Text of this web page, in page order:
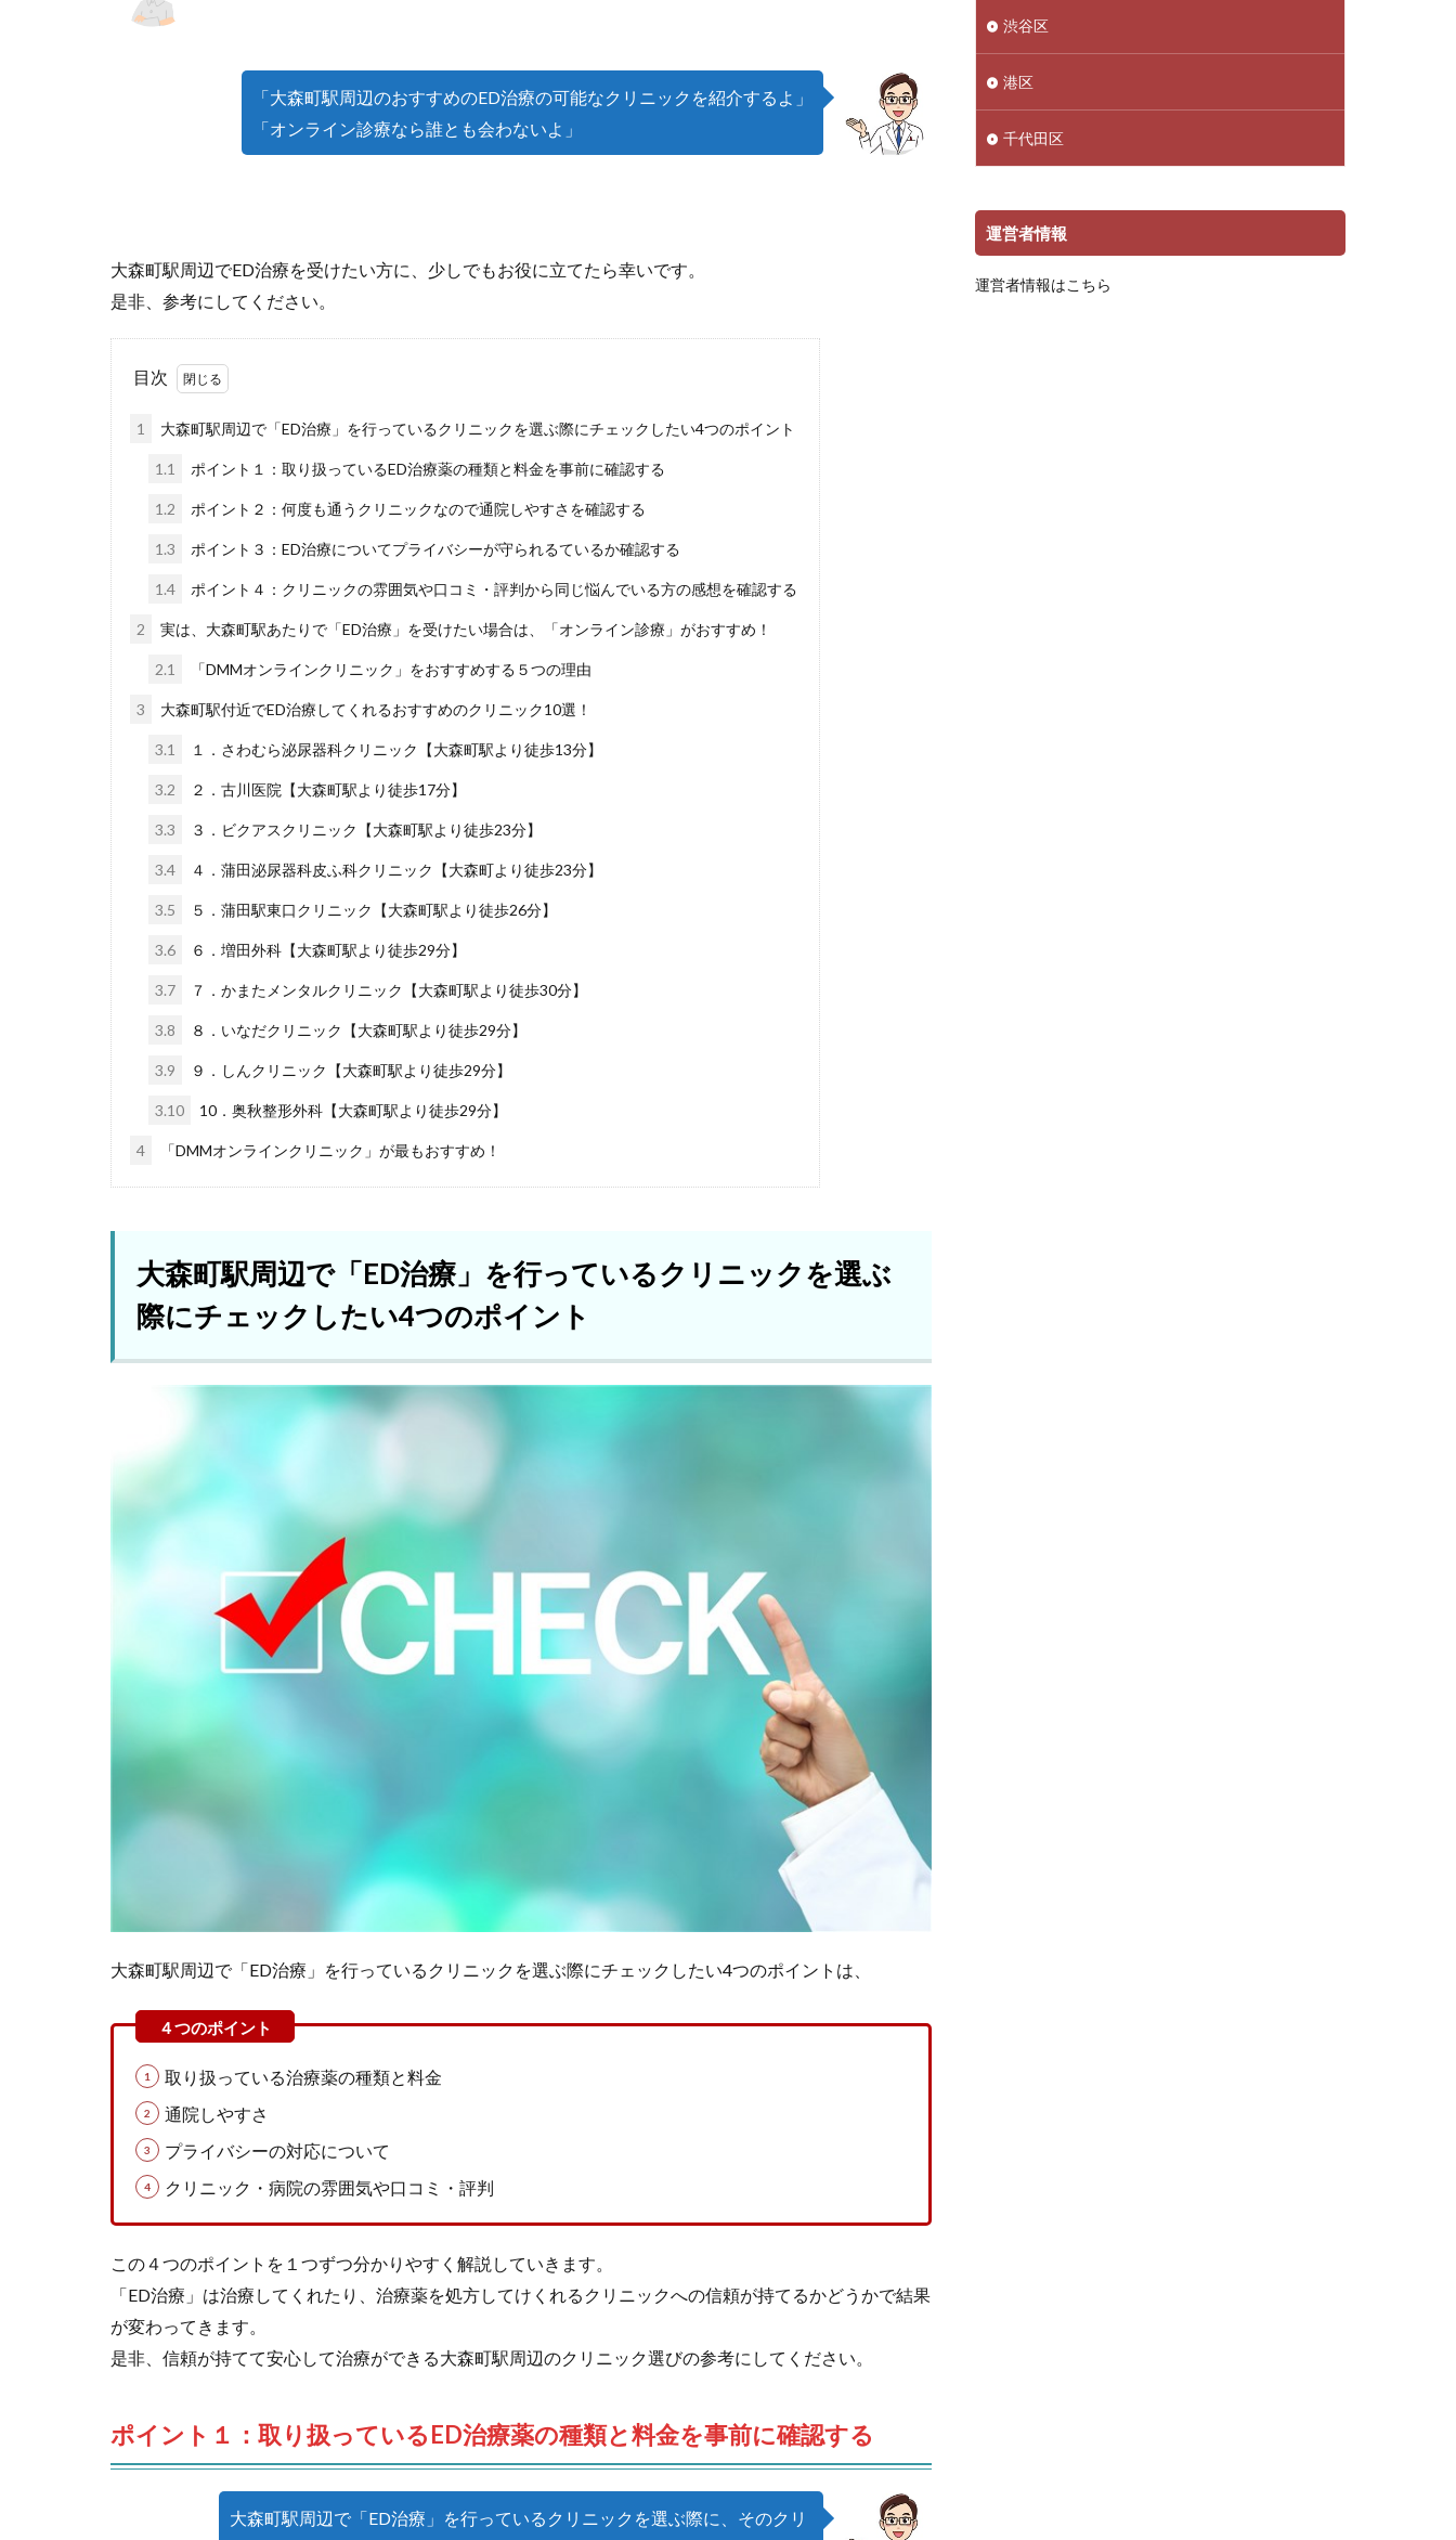
「大森町駅周辺のおすすめのED治療の可能なクリニックを紹介するよ」
「オンライン診療なら誰とも会わないよ」
大森町駅周辺でED治療を受けたい方に、少しでもお役に立てたら幸いです。
是非、参考にしてください。
目次
1 大森町駅周辺で「ED治療」を行っているクリニックを選ぶ際にチェックしたい4つのポイント
1.1 ポイント１：取り扱っているED治療薬の種類と料金を事前に確認する
1.2 ポイント２：何度も通うクリニックなので通院しやすさを確認する
1.3 ポイント３：ED治療についてプライバシーが守られるているか確認する
1.4 ポイント４：クリニックの雰囲気や口コミ・評判から同じ悩んでいる方の感想を確認する
2 実は、大森町駅あたりで「ED治療」を受けたい場合は、「オンライン診療」がおすすめ！
2.1 「DMMオンラインクリニック」をおすすめする５つの理由
3 大森町駅付近でED治療してくれるおすすめのクリニック10選！
3.1 １．さわむら泌尿器科クリニック【大森町駅より徒歩13分】
3.2 ２．古川医院【大森町駅より徒歩17分】
3.3 ３．ビクアスクリニック【大森町駅より徒歩23分】
3.4 ４．蒲田泌尿器科皮ふ科クリニック【大森町より徒歩23分】
3.5 ５．蒲田駅東口クリニック【大森町駅より徒歩26分】
3.6 ６．増田外科【大森町駅より徒歩29分】
3.7 ７．かまたメンタルクリニック【大森町駅より徒歩30分】
3.8 ８．いなだクリニック【大森町駅より徒歩29分】
3.9 ９．しんクリニック【大森町駅より徒歩29分】
3.10 10．奥秋整形外科【大森町駅より徒歩29分】
4 「DMMオンラインクリニック」が最もおすすめ！
大森町駅周辺で「ED治療」を行っているクリニックを選ぶ
際にチェックしたい4つのポイント
大森町駅周辺で「ED治療」を行っているクリニックを選ぶ際にチェックしたい4つのポイントは、
取り扱っている治療薬の種類と料金
通院しやすさ
プライバシーの対応について
クリニック・病院の雰囲気や口コミ・評判
この４つのポイントを１つずつ分かりやすく解説していきます。
「ED治療」は治療してくれたり、治療薬を処方してけくれるクリニックへの信頼が持てるかどうかで結果
が変わってきます。
是非、信頼が持てて安心して治療ができる大森町駅周辺のクリニック選びの参考にしてください。
ポイント１：取り扱っているED治療薬の種類と料金を事前に確認する
大森町駅周辺で「ED治療」を行っているクリニックを選ぶ際に、そのクリ
渋谷区
港区
千代田区
運営者情報
運営者情報はこちら